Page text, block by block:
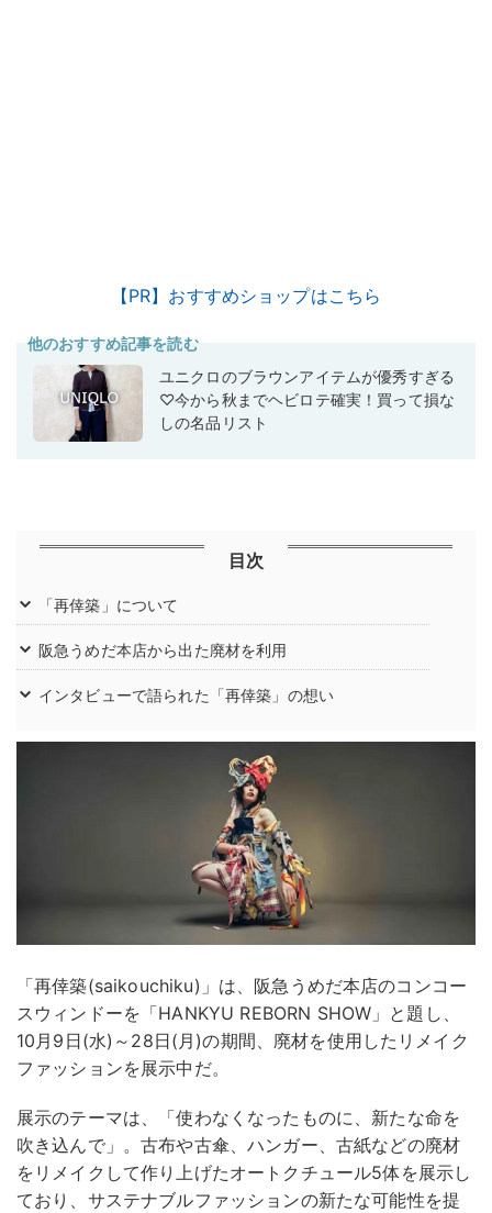
【PR】おすすめショップはこちら
他のおすすめ記事を読む
ユニクロのブラウンアイテムが優秀すぎる
♡今から秋までヘビロテ確実！買って損な
しの名品リスト
目次
「再倖築」について
阪急うめだ本店から出た廃材を利用
インタビューで語られた「再倖築」の想い
「再倖築(saikouchiku)」は、阪急うめだ本店のコンコー
スウィンドーを「HANKYU REBORN SHOW」と題し、
10月9日(水)～28日(月)の期間、廃材を使用したリメイク
ファッションを展示中だ。
展示のテーマは、「使わなくなったものに、新たな命を
吹き込んで」。古布や古傘、ハンガー、古紙などの廃材
をリメイクして作り上げたオートクチュール5体を展示し
ており、サステナブルファッションの新たな可能性を提